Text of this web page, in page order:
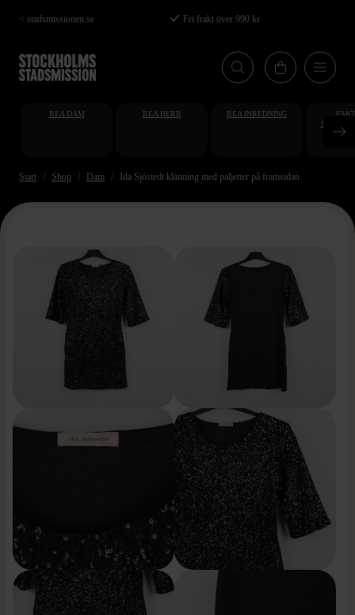
Hoppa
till
huvudinnehåll
< stadsmissionen.se Fri frakt över 990 kr
REA DAM REA HERR REA INREDNING
Start Shop Dam Ida Sjöstedt klänning med paljetter på framsidan